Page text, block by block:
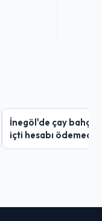
İnegöl'de çay
içti hesabı ödemedi